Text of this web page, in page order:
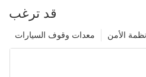
قد ترغب
الأمن معدات وقوف السيارات